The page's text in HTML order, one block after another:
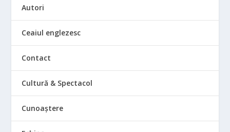
Autori
Ceaiul englezesc
Contact
Cultură & Spectacol
Cunoaștere